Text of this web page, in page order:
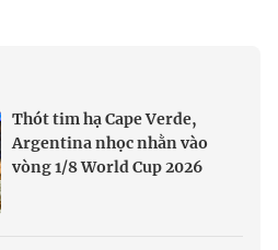
Thót tim hạ Cape Verde,
Argentina nhọc nhằn vào
vòng 1/8 World Cup 2026